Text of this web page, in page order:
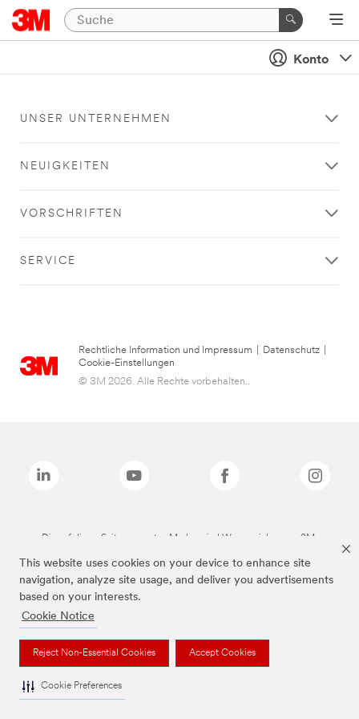
This website uses cookies on your device to enhance site
navigation, analyze site usage, and deliver you advertisements
based on your interests.
Cookie Notice
Reject Non-Essential Cookies Accept Cookies
Cookie Preferences
Konto
UNSER UNTERNEHMEN
NEUIGKEITEN
VORSCHRIFTEN
SERVICE
Rechtliche Information und Impressum Datenschutz
Cookie-Einstellungen
© 3M 2026. Alle Rechte vorbehalten..
Die auf dieser Seite genannten Marken sind Warenzeichen von 3M.